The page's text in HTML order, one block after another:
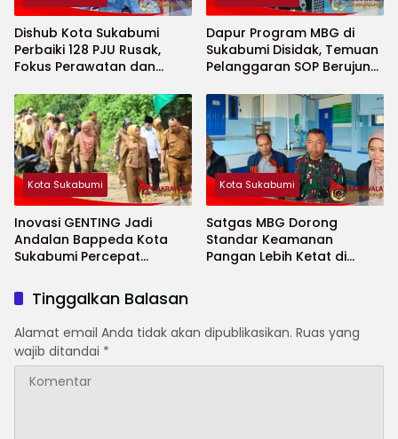
Dishub Kota Sukabumi
Perbaiki 128 PJU Rusak,
Fokus Perawatan dan
Dapur Program MBG di
Sukabumi Disidak, Temuan
Pelanggaran SOP Berujung
Kota Sukabumi
Inovasi GENTING Jadi
Andalan Bappeda Kota
Sukabumi Percepat
Kota Sukabumi
Satgas MBG Dorong
Standar Keamanan
Pangan Lebih Ketat di
Tinggalkan Balasan
Alamat email Anda tidak akan dipublikasikan. Ruas yang
wajib ditandai *